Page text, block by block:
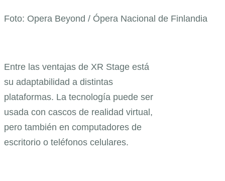
Foto: Opera Beyond / Ópera Nacional de Finlandia
Entre las ventajas de XR Stage está
su adaptabilidad a distintas
plataformas. La tecnología puede ser
usada con cascos de realidad virtual,
pero también en computadores de
escritorio o teléfonos celulares.